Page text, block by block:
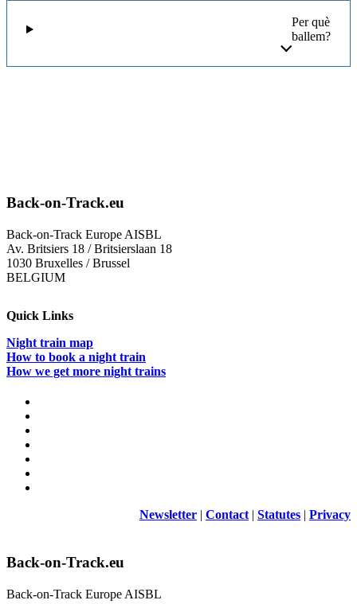
Per què
ballem?
Back-on-Track.eu
Back-on-Track Europe AISBL
Av. Britsiers 18 / Britsierslaan 18
1030 Bruxelles / Brussel
BELGIUM
Quick Links
Night train map
How to book a night train
How we get more night trains
Newsletter | Contact | Statutes | Privacy
Back-on-Track.eu
Back-on-Track Europe AISBL